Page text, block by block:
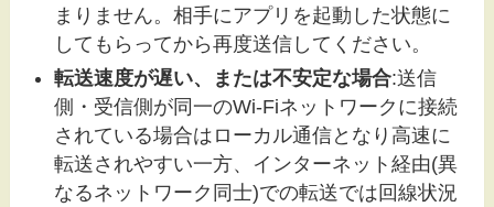
まりません。相手にアプリを起動した状態に
してもらってから再度送信してください。
転送速度が遅い、または不安定な場合:送信
側・受信側が同一のWi-Fiネットワークに接続
されている場合はローカル通信となり高速に
転送されやすい一方、インターネット経由(異
なるネットワーク同士)での転送では回線状況